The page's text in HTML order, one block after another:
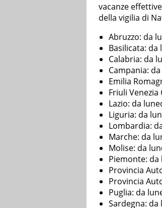
vacanze
della vigilia di
Abruzzo: da
Basilicata: da
Calabria: da
Campania:
Emilia
Friuli
Lazio: da
Liguria: da
Lombardia:
Marche: da
Molise: da
Piemonte: da
Provincia
Provincia
Puglia: da
Sardegna: